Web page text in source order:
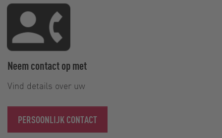
Neem contact op met
Vind details over uw
PERSOONLIJK CONTACT